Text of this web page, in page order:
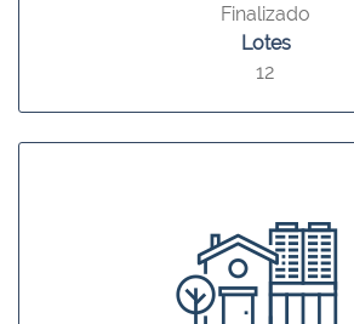
Finalizado
Lotes
12